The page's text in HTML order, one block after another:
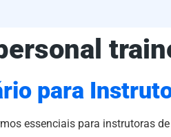
para
essenciais para instrutoras